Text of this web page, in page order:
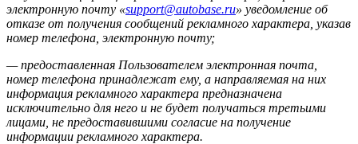
электронную почту «support@autobase.ru» уведомление об
отказе от получения сообщений рекламного характера, указав
номер телефона, электронную почту;
— предоставленная Пользователем электронная почта,
номер телефона принадлежат ему, а направляемая на них
информация рекламного характера предназначена
исключительно для него и не будет получаться третьими
лицами, не предоставившими согласие на получение
информации рекламного характера.